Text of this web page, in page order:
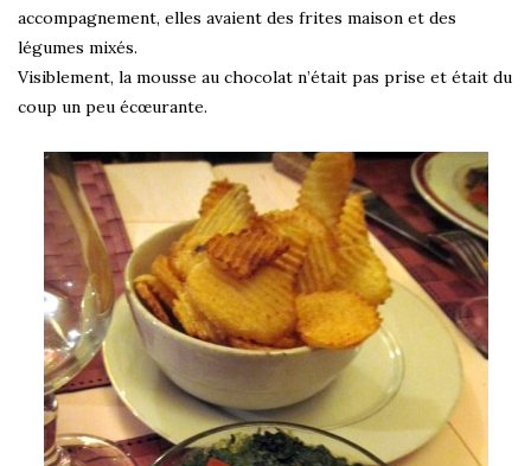
accompagnement, elles avaient des frites maison et des
légumes mixés.
Visiblement, la mousse au chocolat n’était pas prise et était du
coup un peu écœurante.